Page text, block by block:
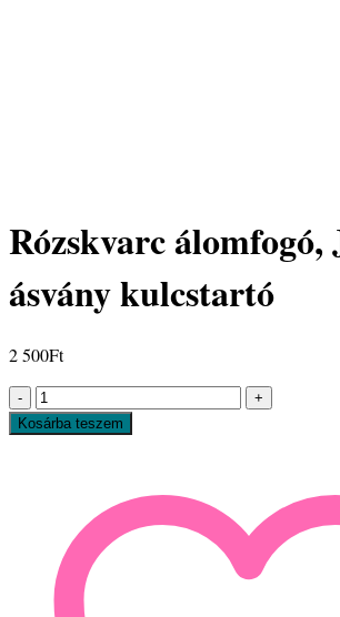
Rózskvarc álomfogó,
ásvány kulcstartó
2 500Ft
Rózskvarc
álomfogó,
Jáde
mennyiség
Kosárba teszem